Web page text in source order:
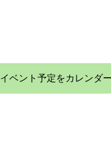
イベント予定をカレンダ